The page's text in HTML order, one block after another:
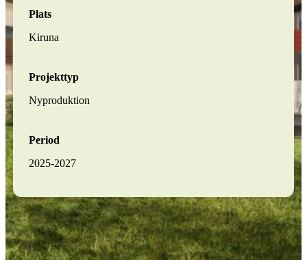
Plats
Kiruna
Projekttyp
Nyproduktion
Period
2025-2027